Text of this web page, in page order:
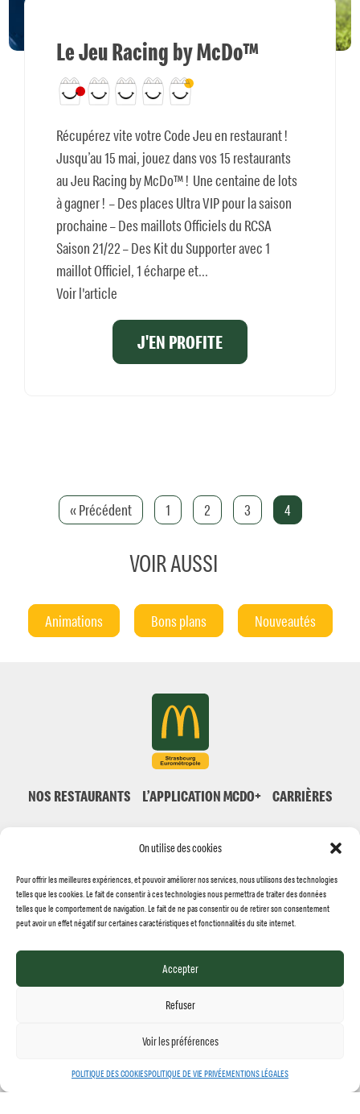
On utilise des cookies
Pour offrir les meilleures expériences, et pouvoir améliorer nos services, nous utilisons des technologies
telles que les cookies. Le fait de consentir à ces technologies nous permettra de traiter des données
telles que le comportement de navigation. Le fait de ne pas consentir ou de retirer son consentement
peut avoir un effet négatif sur certaines caractéristiques et fonctionnalités du site internet.
Accepter
Refuser
Voir les préférences
POLITIQUE DES COOKIESPOLITIQUE DE VIE PRIVÉEMENTIONS LÉGALES
MENU
Le Jeu Racing by McDo™
Récupérez vite votre Code Jeu en restaurant !
Jusqu’au 15 mai, jouez dans vos 15 restaurants
au Jeu Racing by McDo™ ! Une centaine de lots
à gagner ! – Des places Ultra VIP pour la saison
prochaine – Des maillots Officiels du RCSA
Saison 21/22 – Des Kit du Supporter avec 1
maillot Officiel, 1 écharpe et...
Voir l'article
J'EN PROFITE
« Précédent 1 2 3 4
VOIR AUSSI
Animations Bons plans Nouveautés
NOS RESTAURANTS L’APPLICATION MCDO+ CARRIÈRES
NOUS CONTACTER
© MCDONALD'S STRASBOURG 2026
Jolifish Europe